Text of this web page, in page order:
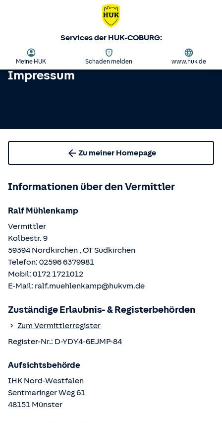
Services der HUK-COBURG:
Meine HUK Schaden melden www.huk.de
Impressum
Zu meiner Homepage
Informationen über den Vermittler
Ralf Mühlenkamp
Vermittler
Kolbestr. 9
59394 Nordkirchen , OTSüdkirchen
Telefon: 02596 6379981
Mobil: 0172 1721012
E-Mail: ralf.muehlenkamp@hukvm.de
Zuständige Erlaubnis- & Registerbehörden
Zum Vermittlerregister
Register-Nr.: D-YDY4-6EJMP-84
Aufsichtsbehörde
IHK Nord-Westfalen
Sentmaringer Weg61
48151 Münster